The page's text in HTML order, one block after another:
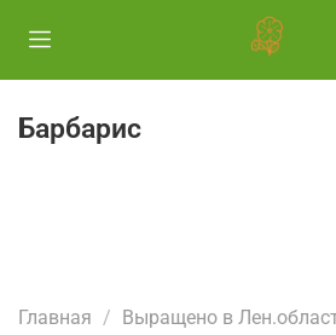
Барбарис
Главная Выращено в